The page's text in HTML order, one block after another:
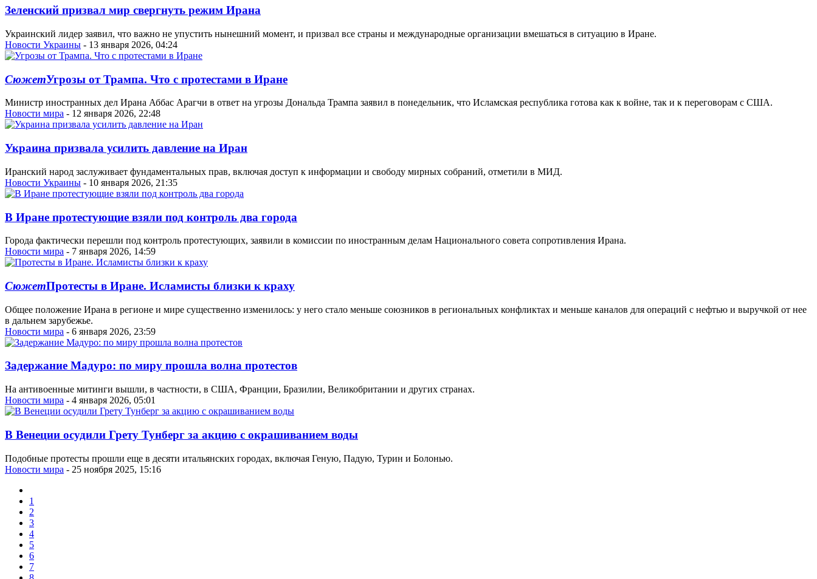
Зеленский призвал мир свергнуть режим Ирана
Украинский лидер заявил, что важно не упустить нынешний момент, и призвал все страны и международные организации вмешаться в ситуацию в Иране.
Новости Украины - 13 января 2026, 04:24
СюжетУгрозы от Трампа. Что с протестами в Иране
Министр иностранных дел Ирана Аббас Арагчи в ответ на угрозы Дональда Трампа заявил в понедельник, что Исламская республика готова как к войне, так и к переговорам с США.
Новости мира - 12 января 2026, 22:48
Украина призвала усилить давление на Иран
Иранский народ заслуживает фундаментальных прав, включая доступ к информации и свободу мирных собраний, отметили в МИД.
Новости Украины - 10 января 2026, 21:35
В Иране протестующие взяли под контроль два города
Города фактически перешли под контроль протестующих, заявили в комиссии по иностранным делам Национального совета сопротивления Ирана.
Новости мира - 7 января 2026, 14:59
СюжетПротесты в Иране. Исламисты близки к краху
Общее положение Ирана в регионе и мире существенно изменилось: у него стало меньше союзников в региональных конфликтах и меньше каналов для операций с нефтью и выручкой от нее
в дальнем зарубежье.
Новости мира - 6 января 2026, 23:59
Задержание Мадуро: по миру прошла волна протестов
На антивоенные митинги вышли, в частности, в США, Франции, Бразилии, Великобритании и других странах.
Новости мира - 4 января 2026, 05:01
В Венеции осудили Грету Тунберг за акцию с окрашиванием воды
Подобные протесты прошли еще в десяти итальянских городах, включая Геную, Падую, Турин и Болонью.
Новости мира - 25 ноября 2025, 15:16
1
2
3
4
5
6
7